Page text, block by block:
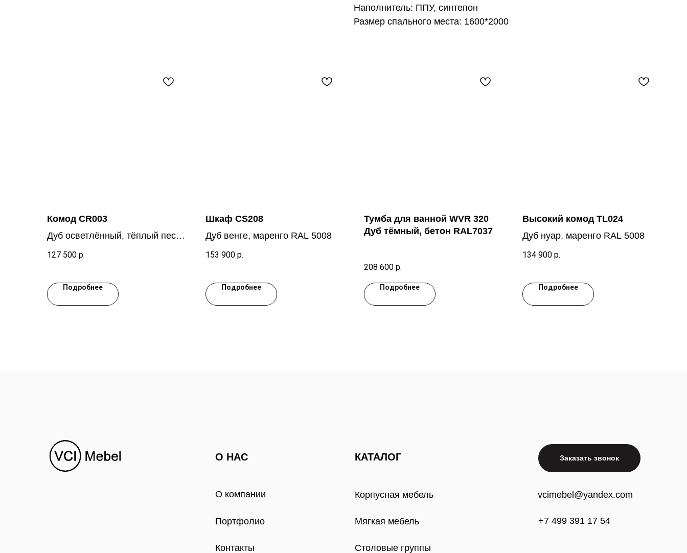
Наполнитель: ППУ, синтепон
Размер спального места: 1600*2000
Комод CR003
Дуб осветлённый, тёплый песок
WCP 083
127 500 р.
Подробнее
Шкаф CS208
Дуб венге, маренго RAL 5008
153 900 р.
Подробнее
Тумба для ванной WVR 320
Дуб тёмный, бетон RAL7037
208 600 р.
Подробнее
Высокий комод TL024
Дуб нуар, маренго RAL 5008
134 900 р.
Подробнее
О компании
О НАС КАТАЛОГ
Портфолио
Контакты
Корпусная мебель
Мягкая мебель
Столовые группы
vcimebel@yandex.com
+7 499 391 17 54
Заказать звонок